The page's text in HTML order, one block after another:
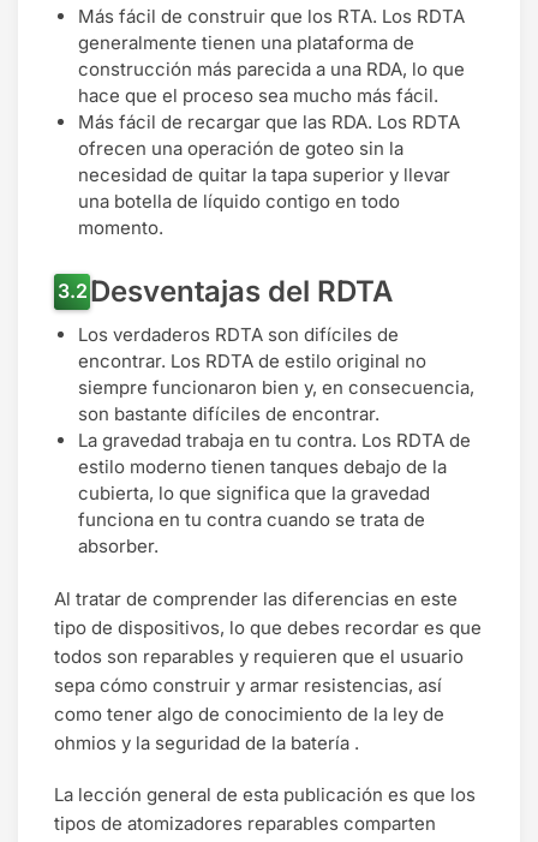
Más fácil de construir que los RTA. Los RDTA
generalmente tienen una plataforma de
construcción más parecida a una RDA, lo que
hace que el proceso sea mucho más fácil.
Más fácil de recargar que las RDA. Los RDTA
ofrecen una operación de goteo sin la
necesidad de quitar la tapa superior y llevar
una botella de líquido contigo en todo
momento.
Desventajas del RDTA
Los verdaderos RDTA son difíciles de
encontrar. Los RDTA de estilo original no
siempre funcionaron bien y, en consecuencia,
son bastante difíciles de encontrar.
La gravedad trabaja en tu contra. Los RDTA de
estilo moderno tienen tanques debajo de la
cubierta, lo que significa que la gravedad
funciona en tu contra cuando se trata de
absorber.
Al tratar de comprender las diferencias en este
tipo de dispositivos, lo que debes recordar es que
todos son reparables y requieren que el usuario
sepa cómo construir y armar resistencias, así
como tener algo de conocimiento de la ley de
ohmios y la seguridad de la batería .
La lección general de esta publicación es que los
tipos de atomizadores reparables comparten